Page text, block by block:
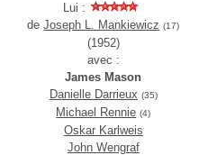
Lui :
deJoseph L. Mankiewicz (17)
(1952)
avec :
James Mason
Danielle Darrieux (35)
Michael Rennie (4)
Oskar Karlweis
John Wengraf